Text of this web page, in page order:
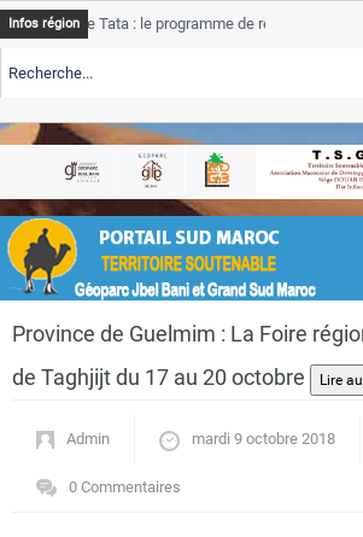
Close
Actualités
Infos région
Tata : le programme de rehabilitation post-
TSGJB Tourisme : l’ONMT renforce l’aerien a
TSGJB Tourisme au Maroc : Transavia renforce
Province de Guelmim : La Foire
de Taghjijt du 17 au 20 octobre
Admin mardi 9 octobre 2018
0 Commentaires